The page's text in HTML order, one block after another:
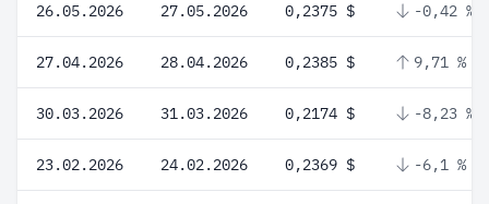
26.05.2026 27.05.2026 0,2375 $ -0,42 %
27.04.2026 28.04.2026 0,2385 $ 9,71 %
30.03.2026 31.03.2026 0,2174 $ -8,23 %
23.02.2026 24.02.2026 0,2369 $ -6,1 %